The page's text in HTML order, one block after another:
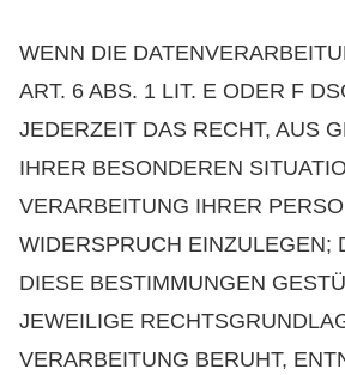
WENN DIE
ART. 6 ABS. 1 LIT. E ODER F
JEDERZEIT DAS RECHT, AUS
IHRER BESONDEREN
VERARBEITUNG IHRER
WIDERSPRUCH EINZULEGEN;
DIESE BESTIMMUNGEN
JEWEILIGE
VERARBEITUNG BERUHT,